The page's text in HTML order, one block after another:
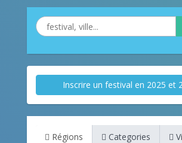
Inscrire un festival en 2025 et
Régions Categories